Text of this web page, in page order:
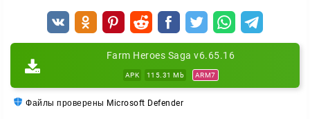
Лёд начинает встречаться примерно с 32 уровня, а
цыплята вылупляются из яиц чуть раньше. Чем
дальше, тем хитрее головоломки.
Стратегия и ограниченные ходы
Главный ресурс в игре — ходы, и их всегда
Farm Heroes Saga v6.65.16
APK 115.31 Mb ARM7
Файлы проверены Microsoft Defender